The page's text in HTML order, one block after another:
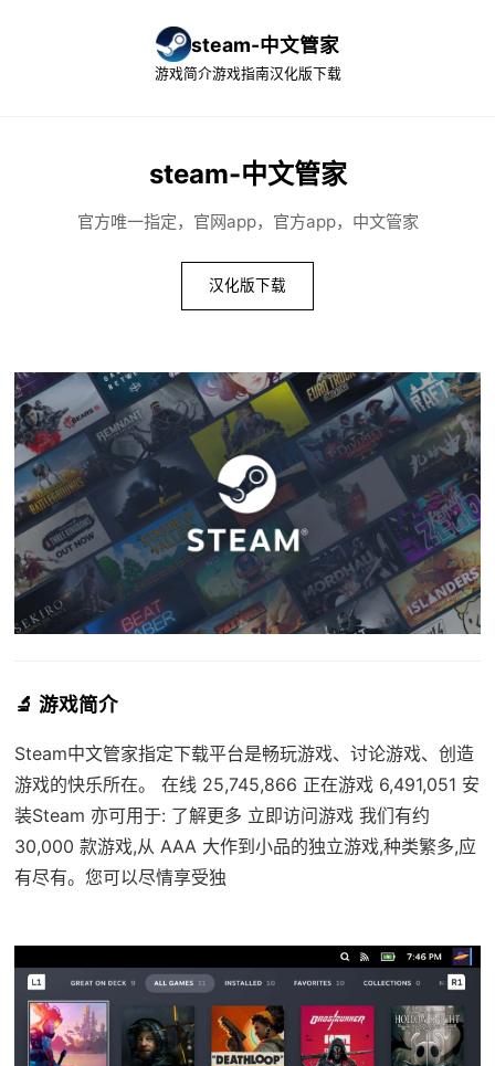
steam-中文管家
游戏简介游戏指南汉化版下载
steam-中文管家
官方唯一指定，官网app，官方app，中文管家
汉化版下载
🔬 游戏简介
Steam中文管家指定下载平台是畅玩游戏、讨论游戏、创造
游戏的快乐所在。 在线 25,745,866 正在游戏 6,491,051 安
装Steam 亦可用于: 了解更多 立即访问游戏 我们有约
30,000 款游戏,从 AAA 大作到小品的独立游戏,种类繁多,应
有尽有。您可以尽情享受独